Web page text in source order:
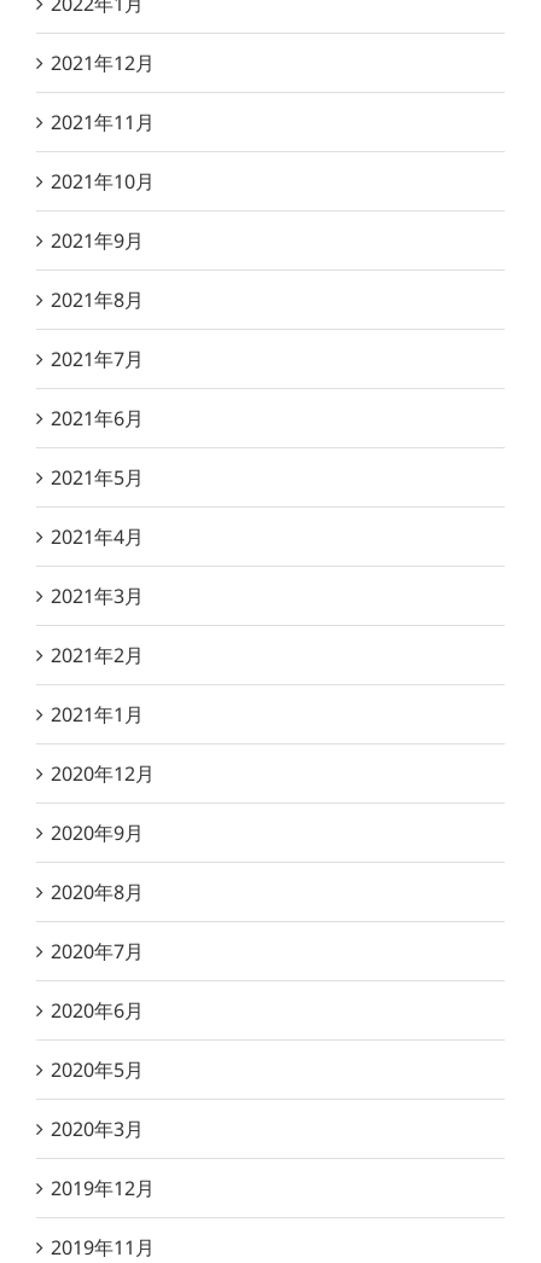
2021年12月
2021年11月
2021年10月
2021年9月
2021年8月
2021年7月
2021年6月
2021年5月
2021年4月
2021年3月
2021年2月
2021年1月
2020年12月
2020年9月
2020年8月
2020年7月
2020年6月
2020年5月
2020年3月
2019年12月
2019年11月